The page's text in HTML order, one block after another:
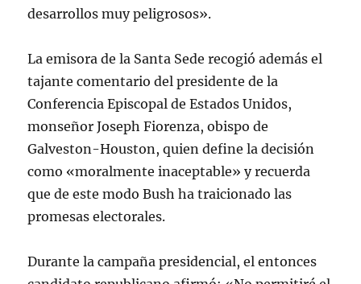
desarrollos muy peligrosos».
La emisora de la Santa Sede recogió además el
tajante comentario del presidente de la
Conferencia Episcopal de Estados Unidos,
monseñor Joseph Fiorenza, obispo de
Galveston-Houston, quien define la decisión
como «moralmente inaceptable» y recuerda
que de este modo Bush ha traicionado las
promesas electorales.
Durante la campaña presidencial, el entonces